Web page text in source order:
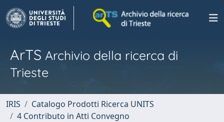
ArTS Archivio della ricerca di
Trieste
IRIS
Catalogo Prodotti Ricerca UNITS
4 Contributo in Atti Convegno